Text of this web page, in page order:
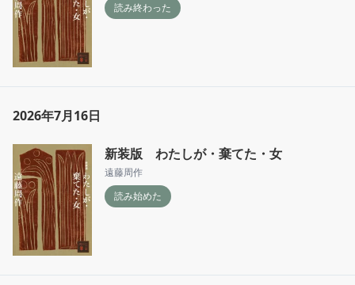
読み終わった
2026年7月16日
新装版 わたしが・棄てた・女
遠藤周作
読み始めた